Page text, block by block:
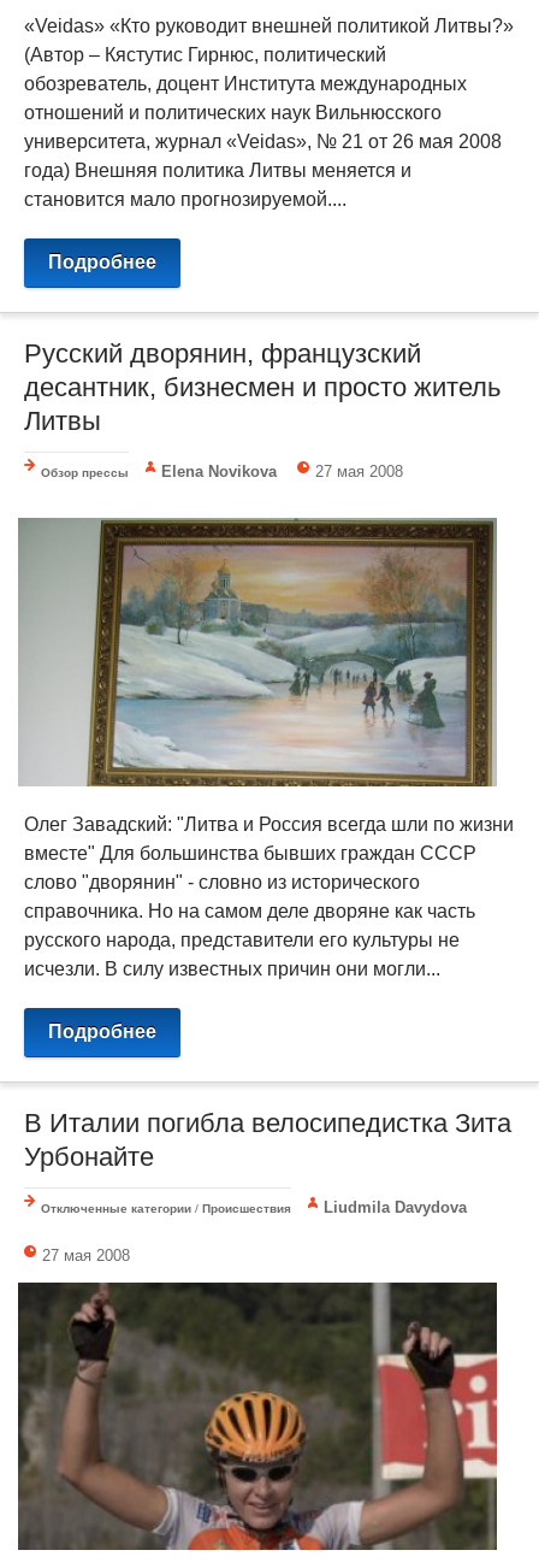
«Veidas» «Кто руководит внешней политикой Литвы?»
(Автор – Кястутис Гирнюс, политический
обозреватель, доцент Института международных
отношений и политических наук Вильнюсского
университета, журнал «Veidas», № 21 от 26 мая 2008
года) Внешняя политика Литвы меняется и
становится мало прогнозируемой....
Подробнее
Русский дворянин, французский
десантник, бизнесмен и просто житель
Литвы
Обзор прессы Elena Novikova 27 мая 2008
Олег Завадский: "Литва и Россия всегда шли по жизни
вместе" Для большинства бывших граждан СССР
слово "дворянин" - словно из исторического
справочника. Но на самом деле дворяне как часть
русского народа, представители его культуры не
исчезли. В силу известных причин они могли...
Подробнее
В Италии погибла велосипедистка Зита
Урбонайте
Отключенные категории / Происшествия Liudmila Davydova
27 мая 2008